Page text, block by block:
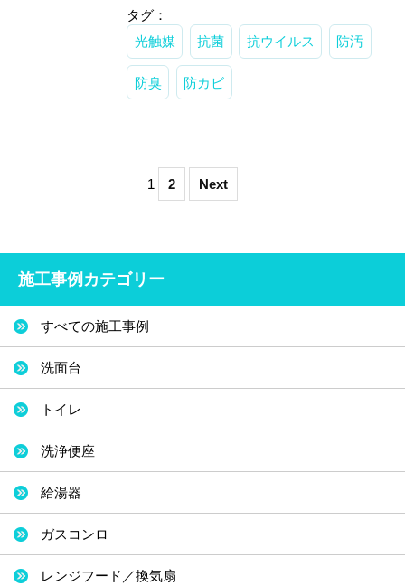
タグ：
光触媒
抗菌 抗ウイルス 防汚
防臭 防カビ
1 2 Next
施工事例カテゴリー
すべての施工事例
洗面台
トイレ
洗浄便座
給湯器
ガスコンロ
レンジフード／換気扇